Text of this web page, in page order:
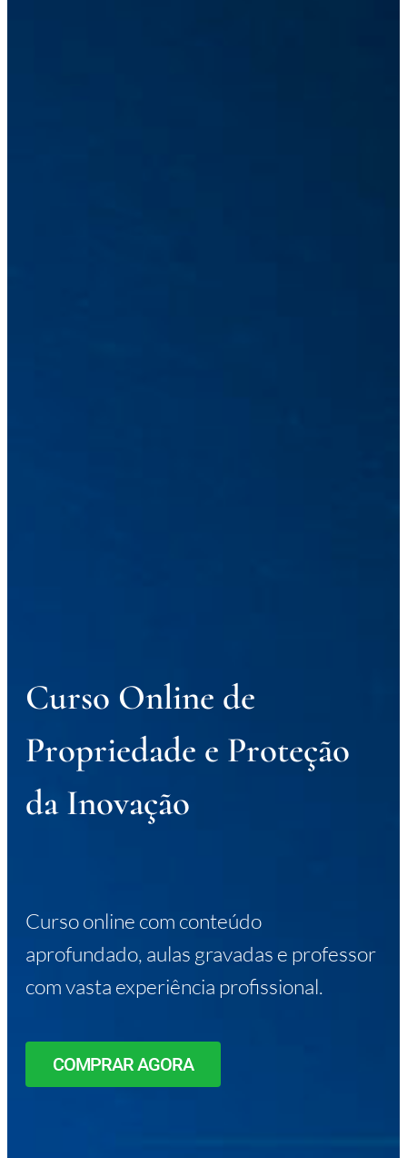
Curso Online de
Propriedade e Proteção
da Inovação
Curso online com conteúdo
aprofundado, aulas gravadas e professor
com vasta experiência profissional.
COMPRAR AGORA